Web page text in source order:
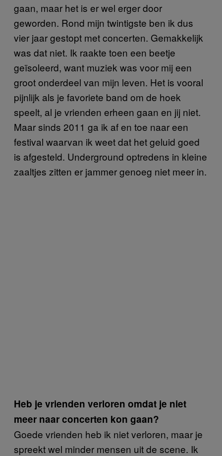
gaan, maar het is er wel erger door
geworden. Rond mijn twintigste ben ik dus
vier jaar gestopt met concerten. Gemakkelijk
was dat niet. Ik raakte toen een beetje
geïsoleerd, want muziek was voor mij een
groot onderdeel van mijn leven. Het is vooral
pijnlijk als je favoriete band om de hoek
speelt, al je vrienden erheen gaan en jij niet.
Maar sinds 2011 ga ik af en toe naar een
festival waarvan ik weet dat het geluid goed
is afgesteld. Underground optredens in kleine
zaaltjes zitten er jammer genoeg niet meer in.
Heb je vrienden verloren omdat je niet
meer naar concerten kon gaan?
Goede vrienden heb ik niet verloren, maar je
spreekt wel minder mensen uit de scene. Ik